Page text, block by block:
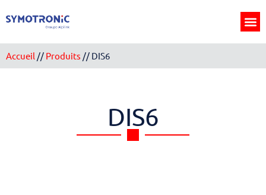
Accueil // Produits // DIS6
DIS6